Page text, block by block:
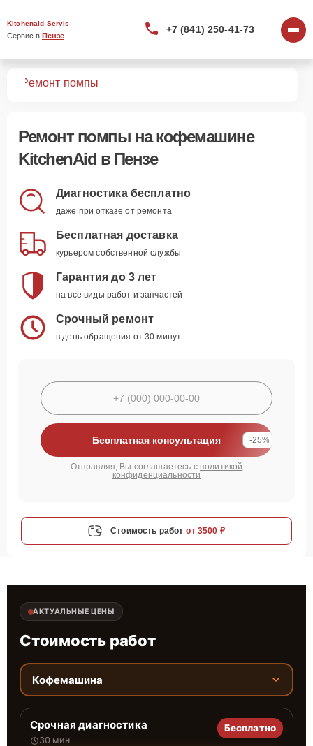
Kitchenaid Servis
Сервис в Пензе
+7 (841) 250-41-73
Ремонт помпы
Ремонт помпы на кофемашине
KitchenAid в Пензе
Диагностика бесплатно
даже при отказе от ремонта
Бесплатная доставка
курьером собственной службы
Гарантия до 3 лет
на все виды работ и запчастей
Срочный ремонт
в день обращения от 30 минут
Бесплатная консультация -25%
Отправляя, Вы соглашаетесь с политикой
конфиденциальности
Стоимость работ от 3500 ₽
АКТУАЛЬНЫЕ ЦЕНЫ
Стоимость работ
Кофемашина
Срочная диагностика
30 мин
Бесплатно